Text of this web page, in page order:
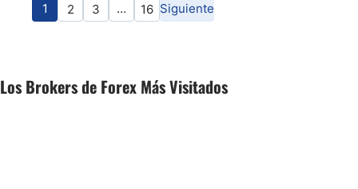
1 2 3 … 16 Siguiente
Los Brokers de Forex Más Visitados